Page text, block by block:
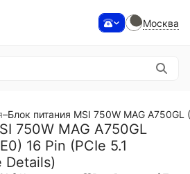
Москва
–Блок питания MSI 750W MAG
750W MAG A750GL
16 Pin (PCIe 5.1
Details)